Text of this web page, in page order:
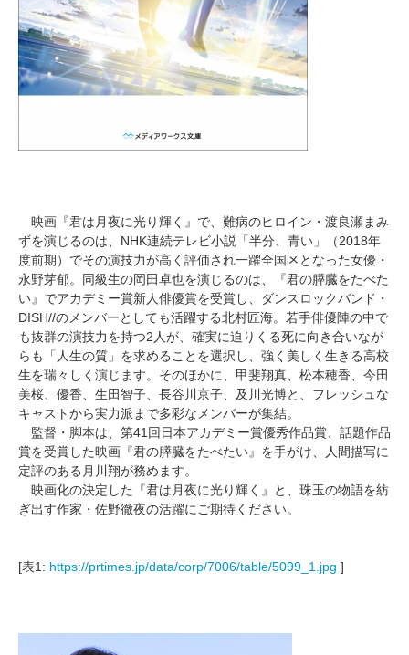
映画『君は月夜に光り輝く』で、難病のヒロイン・渡良瀬まみ
ずを演じるのは、NHK連続テレビ小説「半分、青い」（2018年
度前期）でその演技力が高く評価され一躍全国区となった女優・
永野芽郁。同級生の岡田卓也を演じるのは、『君の膵臓をたべた
い』でアカデミー賞新人俳優賞を受賞し、ダンスロックバンド・
DISH//のメンバーとしても活躍する北村匠海。若手俳優陣の中で
も抜群の演技力を持つ2人が、確実に迫りくる死に向き合いなが
らも「人生の質」を求めることを選択し、強く美しく生きる高校
生を瑞々しく演じます。そのほかに、甲斐翔真、松本穂香、今田
美桜、優香、生田智子、長谷川京子、及川光博と、フレッシュな
キャストから実力派まで多彩なメンバーが集結。
監督・脚本は、第41回日本アカデミー賞優秀作品賞、話題作品
賞を受賞した映画『君の膵臓をたべたい』を手がけ、人間描写に
定評のある月川翔が務めます。
映画化の決定した『君は月夜に光り輝く』と、珠玉の物語を紡
ぎ出す作家・佐野徹夜の活躍にご期待ください。
[表1: https://prtimes.jp/data/corp/7006/table/5099_1.jpg ]